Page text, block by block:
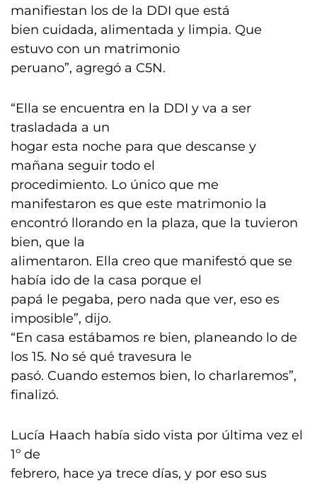
manifiestan los de la DDI que está
bien cuidada, alimentada y limpia. Que
estuvo con un matrimonio
peruano”, agregó a C5N.
“Ella se encuentra en la DDI y va a ser
trasladada a un
hogar esta noche para que descanse y
mañana seguir todo el
procedimiento. Lo único que me
manifestaron es que este matrimonio la
encontró llorando en la plaza, que la tuvieron
bien, que la
alimentaron. Ella creo que manifestó que se
había ido de la casa porque el
papá le pegaba, pero nada que ver, eso es
imposible”, dijo.
“En casa estábamos re bien, planeando lo de
los 15. No sé qué travesura le
pasó. Cuando estemos bien, lo charlaremos”,
finalizó.
Lucía Haach había sido vista por última vez el
1º de
febrero, hace ya trece días, y por eso sus